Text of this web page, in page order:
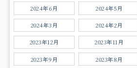
2024年6月 2024年5月
2024年3月 2024年2月
2023年12月 2023年11月
2023年9月 2023年8月